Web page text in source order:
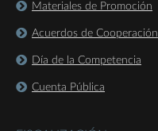
Materiales de Promoción
Acuerdos de Cooperación
Día de la Competencia
Cuenta Pública